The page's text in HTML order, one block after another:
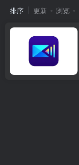
排序 更新 浏览